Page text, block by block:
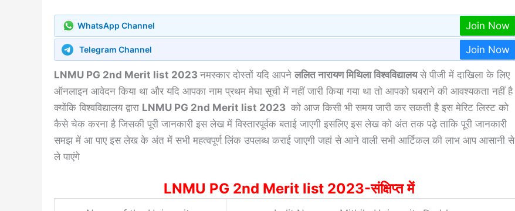
WhatsApp Channel Join Now
Telegram Channel Join Now
LNMU PG 2nd Merit list 2023 नमस्कार दोस्तों यदि आपने ललित नारायण मिथिला विश्वविद्यालयसे पीजी में दाखिला के लिए
ऑनलाइन आवेदन किया था और यदि आपका नाम प्रथम मेघा सूची में नहीं जारी किया गया था तो आपको घबराने की आवश्यकता नहीं है
क्योंकि विश्वविद्यालय द्वारा LNMU PG 2nd Merit list 2023 को आज किसी भी समय जारी कर सकती है इस मेरिट लिस्ट को
कैसे चेक करना है जिसकी पूरी जानकारी इस लेख में विस्तारपूर्वक बताई जाएगी इसलिए इस लेख को अंत तक पढ़े ताकि पूरी जानकारी
समझ में आ पाए इस लेख के अंत में सभी महत्वपूर्ण लिंक उपलब्ध कराई जाएगी जहां से आने वाली सभी आर्टिकल की लाभ आप आसानी से
ले पाएंगे
LNMU PG 2nd Merit list 2023-संक्षिप्त में